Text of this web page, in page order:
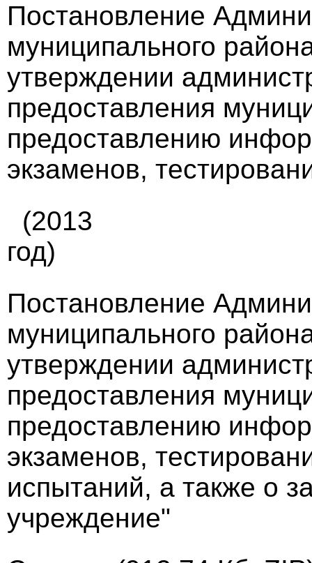
Постановление
муниципального
утверждении
предоставления
предоставлению
экзаменов,
(2013
год)
Постановление
муниципального
утверждении
предоставления
предоставлению
экзаменов,
испытаний, а также о
учреждение"